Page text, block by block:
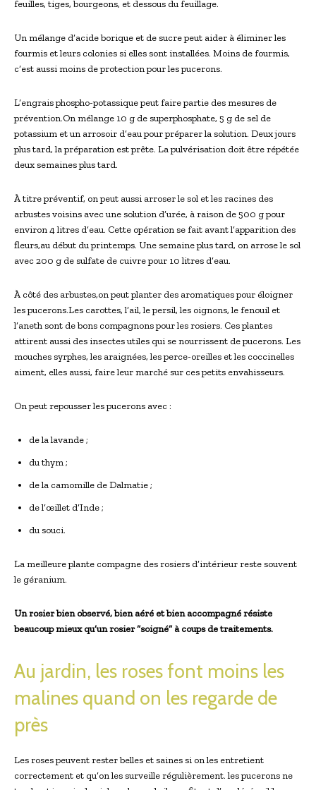
feuilles, tiges, bourgeons, et dessous du feuillage.
Un mélange d’acide borique et de sucre peut aider à éliminer les
fourmis et leurs colonies si elles sont installées. Moins de fourmis,
c’est aussi moins de protection pour les pucerons.
L’engrais phospho-potassique peut faire partie des mesures de
prévention.On mélange 10 g de superphosphate, 5 g de sel de
potassium et un arrosoir d’eau pour préparer la solution. Deux jours
plus tard, la préparation est prête. La pulvérisation doit être répétée
deux semaines plus tard.
À titre préventif, on peut aussi arroser le sol et les racines des
arbustes voisins avec une solution d’urée, à raison de 500 g pour
environ 4 litres d’eau. Cette opération se fait avant l’apparition des
fleurs,au début du printemps. Une semaine plus tard, on arrose le sol
avec 200 g de sulfate de cuivre pour 10 litres d’eau.
À côté des arbustes,on peut planter des aromatiques pour éloigner
les pucerons.Les carottes, l’ail, le persil, les oignons, le fenouil et
l’aneth sont de bons compagnons pour les rosiers. Ces plantes
attirent aussi des insectes utiles qui se nourrissent de pucerons. Les
mouches syrphes, les araignées, les perce-oreilles et les coccinelles
aiment, elles aussi, faire leur marché sur ces petits envahisseurs.
On peut repousser les pucerons avec :
de la lavande ;
du thym ;
de la camomille de Dalmatie ;
de l’œillet d’Inde ;
du souci.
La meilleure plante compagne des rosiers d’intérieur reste souvent
le géranium.
Un rosier bien observé, bien aéré et bien accompagné résiste
beaucoup mieux qu’un rosier “soigné” à coups de traitements.
Au jardin, les roses font moins les
malines quand on les regarde de
près
Les roses peuvent rester belles et saines si on les entretient
correctement et qu’on les surveille régulièrement. les pucerons ne